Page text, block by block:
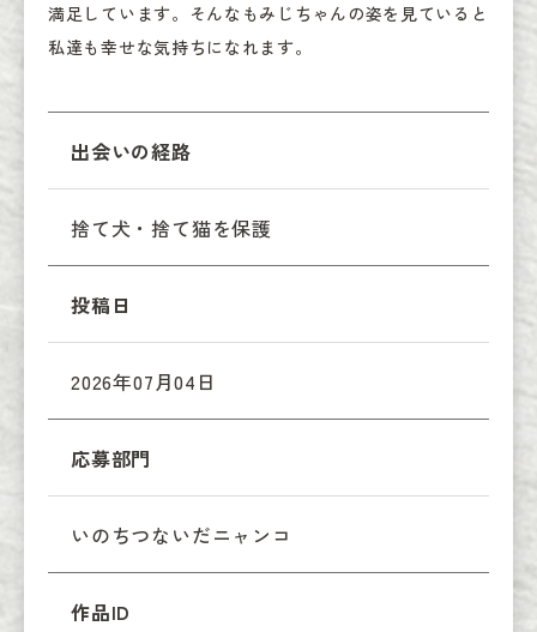
満足しています。そんなもみじちゃんの姿を見ていると
私達も幸せな気持ちになれます。
出会いの経路
捨て犬・捨て猫を保護
投稿日
2026年07月04日
応募部門
いのちつないだニャンコ
作品ID